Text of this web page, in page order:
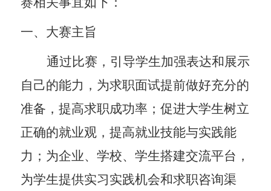
一、大赛主旨
通过比赛，引导学生加强表达和展示
自己的能力，为求职面试提前做好充分的
准备，提高求职成功率；促进大学生树立
正确的就业观，提高就业技能与实践能
力；为企业、学校、学生搭建交流平台，
为学生提供实习实践机会和求职咨询渠